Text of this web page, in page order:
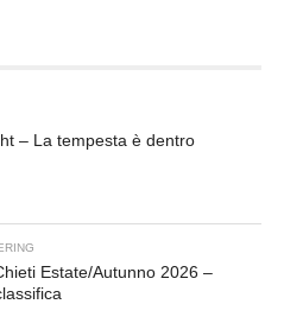
– La tempesta è dentro
Estate/Autunno 2026 –